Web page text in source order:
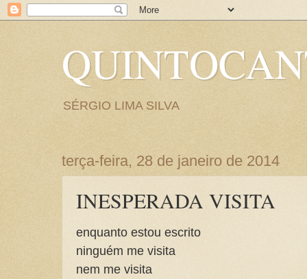
SÉRGIO LIMA SILVA
terça-feira, 28 de janeiro de 2014
INESPERADA VISITA
enquanto estou escrito
ninguém me visita
nem me visita